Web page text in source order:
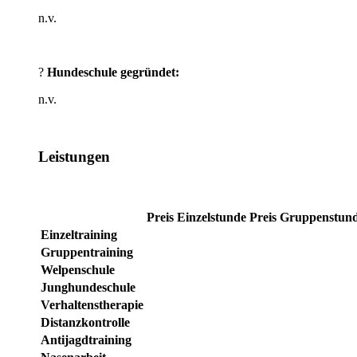
n.v.
? Hundeschule gegründet:
n.v.
Leistungen
Preis Einzelstunde Preis
Einzeltraining
Gruppentraining
Welpenschule
Junghundeschule
Verhaltenstherapie
Distanzkontrolle
Antijagdtraining